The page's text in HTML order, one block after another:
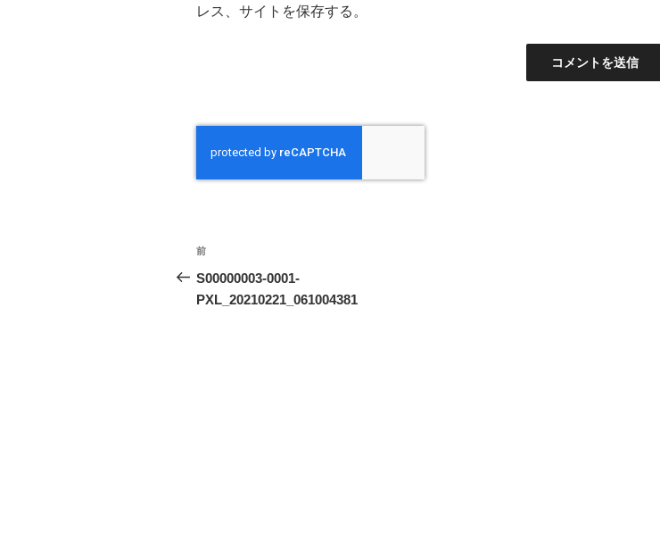
レス、サイトを保存する。
投
稿
ナ
前
の
投
前
S00000003-0001-
PXL_20210221_061004381